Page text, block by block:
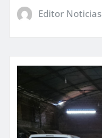
Editor Noticias